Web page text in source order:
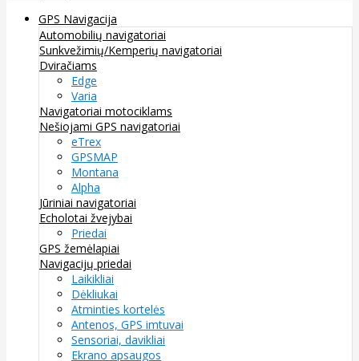
GPS Navigacija
Automobilių navigatoriai
Sunkvežimių/Kemperių navigatoriai
Dviračiams
Edge
Varia
Navigatoriai motociklams
Nešiojami GPS navigatoriai
eTrex
GPSMAP
Montana
Alpha
Jūriniai navigatoriai
Echolotai žvejybai
Priedai
GPS žemėlapiai
Navigacijų priedai
Laikikliai
Dėkliukai
Atminties kortelės
Antenos, GPS imtuvai
Sensoriai, davikliai
Ekrano apsaugos